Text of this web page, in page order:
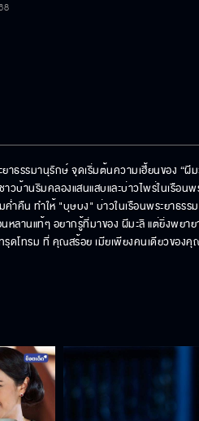
ยาธรรมานุรักษ์ จุดเริ่มต้นความเฮี้ยนของ
บ้านริมคลองแสนแสบและบ่าวไพร่ในเรือน
คืน ทำให้ "บุษบง" บ่าวในเรือนพระยาธร
นหลานแท้ๆ อยากรู้ที่มาของ ผีมะลิ แต่ยิ่งพ
ทรุดโทรม ที่ คุณสร้อย เมียเพียงคนเดียวขอ